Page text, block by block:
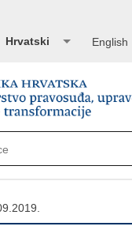
English
Hrvatski